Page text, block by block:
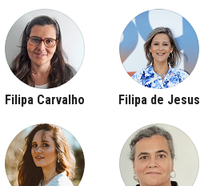
Filipa Carvalho Filipa de Jesus